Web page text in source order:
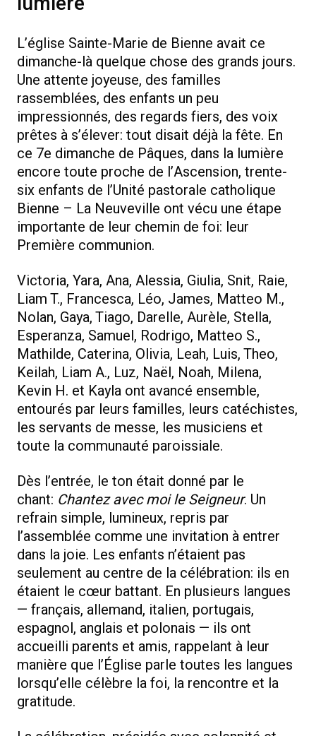
L’église Sainte-Marie de Bienne avait ce
dimanche-là quelque chose des grands jours.
Une attente joyeuse, des familles
rassemblées, des enfants un peu
impressionnés, des regards fiers, des voix
prêtes à s’élever: tout disait déjà la fête. En
ce 7e dimanche de Pâques, dans la lumière
encore toute proche de l’Ascension, trente-
six enfants de l’Unité pastorale catholique
Bienne – La Neuveville ont vécu une étape
importante de leur chemin de foi: leur
Première communion.
Victoria, Yara, Ana, Alessia, Giulia, Snit, Raie,
Liam T., Francesca, Léo, James, Matteo M.,
Nolan, Gaya, Tiago, Darelle, Aurèle, Stella,
Esperanza, Samuel, Rodrigo, Matteo S.,
Mathilde, Caterina, Olivia, Leah, Luis, Theo,
Keilah, Liam A., Luz, Naël, Noah, Milena,
Kevin H. et Kayla ont avancé ensemble,
entourés par leurs familles, leurs catéchistes,
les servants de messe, les musiciens et
toute la communauté paroissiale.
Dès l’entrée, le ton était donné par le
chant: Chantez avec moi le Seigneur. Un
refrain simple, lumineux, repris par
l’assemblée comme une invitation à entrer
dans la joie. Les enfants n’étaient pas
seulement au centre de la célébration: ils en
étaient le cœur battant. En plusieurs langues
— français, allemand, italien, portugais,
espagnol, anglais et polonais — ils ont
accueilli parents et amis, rappelant à leur
manière que l’Église parle toutes les langues
lorsqu’elle célèbre la foi, la rencontre et la
gratitude.